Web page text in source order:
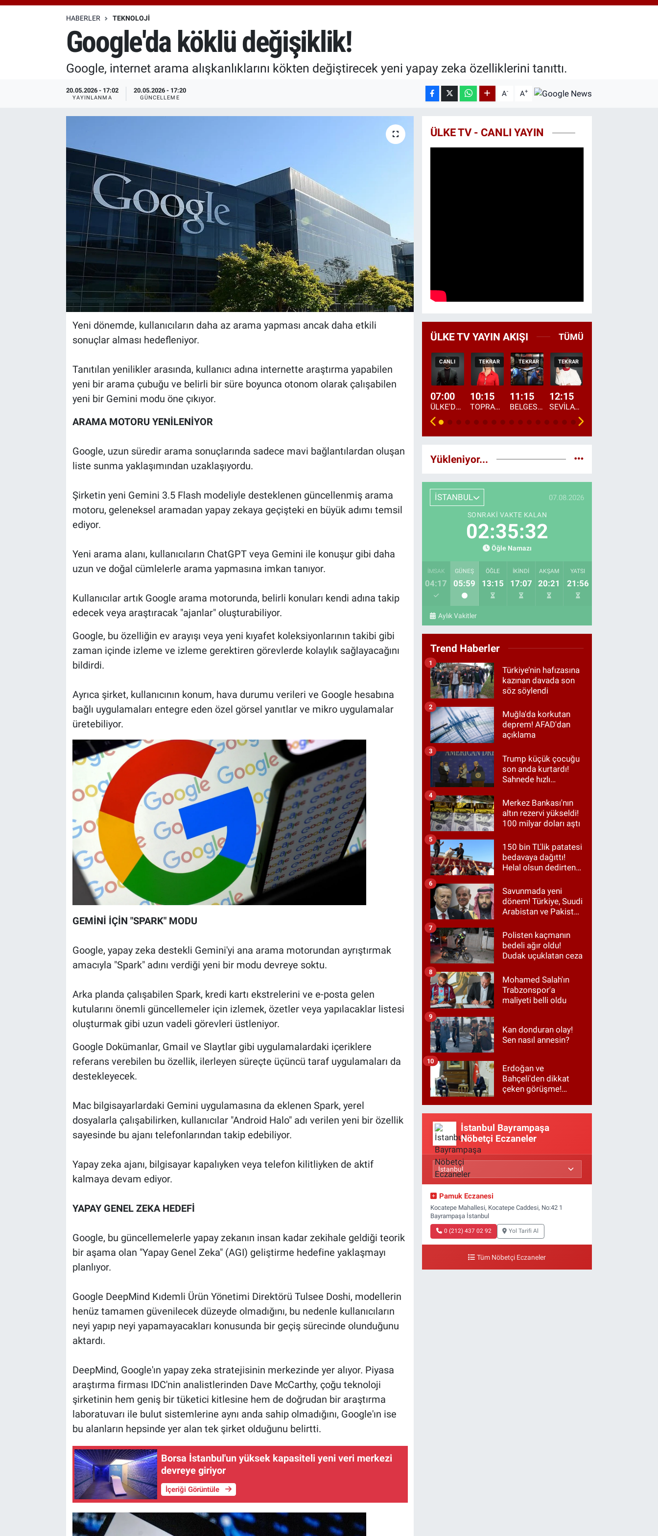
HABERLER TEKNOLOJI
Google'da köklü değişiklik!
Google, internet arama alışkanlıklarını kökten değiştirecek yeni yapay zeka özelliklerini tanıttı.
20.05.2026 - 17:02
YAYINLANMA
20.05.2026 - 17:20
GÜNCELLEME A- A+
Yeni dönemde, kullanıcıların daha az arama yapması ancak daha etkili
sonuçlar alması hedefleniyor.
Tanıtılan yenilikler arasında, kullanıcı adına internette araştırma yapabilen
yeni bir arama çubuğu ve belirli bir süre boyunca otonom olarak çalışabilen
yeni bir Gemini modu öne çıkıyor.
ARAMA MOTORU YENİLENİYOR
Google, uzun süredir arama sonuçlarında sadece mavi bağlantılardan oluşan
liste sunma yaklaşımından uzaklaşıyordu.
Şirketin yeni Gemini 3.5 Flash modeliyle desteklenen güncellenmiş arama
motoru, geleneksel aramadan yapay zekaya geçişteki en büyük adımı temsil
ediyor.
Yeni arama alanı, kullanıcıların ChatGPT veya Gemini ile konuşur gibi daha
uzun ve doğal cümlelerle arama yapmasına imkan tanıyor.
Kullanıcılar artık Google arama motorunda, belirli konuları kendi adına takip
edecek veya araştıracak "ajanlar" oluşturabiliyor.
Google, bu özelliğin ev arayışı veya yeni kıyafet koleksiyonlarının takibi gibi
zaman içinde izleme ve izleme gerektiren görevlerde kolaylık sağlayacağını
bildirdi.
Ayrıca şirket, kullanıcının konum, hava durumu verileri ve Google hesabına
bağlı uygulamaları entegre eden özel görsel yanıtlar ve mikro uygulamalar
üretebiliyor.
GEMİNİ İÇİN "SPARK" MODU
Google, yapay zeka destekli Gemini'yi ana arama motorundan ayrıştırmak
amacıyla "Spark" adını verdiği yeni bir modu devreye soktu.
Arka planda çalışabilen Spark, kredi kartı ekstrelerini ve e-posta gelen
kutularını önemli güncellemeler için izlemek, özetler veya yapılacaklar listesi
oluşturmak gibi uzun vadeli görevleri üstleniyor.
Google Dokümanlar, Gmail ve Slaytlar gibi uygulamalardaki içeriklere
referans verebilen bu özellik, ilerleyen süreçte üçüncü taraf uygulamaları da
destekleyecek.
Mac bilgisayarlardaki Gemini uygulamasına da eklenen Spark, yerel
dosyalarla çalışabilirken, kullanıcılar "Android Halo" adı verilen yeni bir özellik
sayesinde bu ajanı telefonlarından takip edebiliyor.
Yapay zeka ajanı, bilgisayar kapalıyken veya telefon kilitliyken de aktif
kalmaya devam ediyor.
YAPAY GENEL ZEKA HEDEFİ
Google, bu güncellemelerle yapay zekanın insan kadar zekihale geldiği teorik
bir aşama olan "Yapay Genel Zeka" (AGI) geliştirme hedefine yaklaşmayı
planlıyor.
Google DeepMind Kıdemli Ürün Yönetimi Direktörü Tulsee Doshi, modellerin
henüz tamamen güvenilecek düzeyde olmadığını, bu nedenle kullanıcıların
neyi yapıp neyi yapamayacakları konusunda bir geçiş sürecinde olunduğunu
aktardı.
DeepMind, Google'ın yapay zeka stratejisinin merkezinde yer alıyor. Piyasa
araştırma firması IDC'nin analistlerinden Dave McCarthy, çoğu teknoloji
şirketinin hem geniş bir tüketici kitlesine hem de doğrudan bir araştırma
laboratuvarı ile bulut sistemlerine aynı anda sahip olmadığını, Google'ın ise
bu alanların hepsinde yer alan tek şirket olduğunu belirtti.
Borsa İstanbul'un yüksek kapasiteli yeni veri merkezi
devreye giriyor
İçeriği Görüntüle
ÜLKE TV - CANLI YAYIN
ÜLKE TV YAYIN AKIŞI TÜMÜ
CANLI
07:00
ÜLKE'DE BU SABAH
TEKRAR
10:15
TOPRAKTAN SOFRAYA
TEKRAR
11:15
BELGESEL: "ÜLKE'NİN ALIN TERİ"
TEKRAR
12:15
SEVİLAY SUNGUR İLE ELİMİN BEREKETİ
Yükleniyor...
İSTANBUL 07.08.2026
SONRAKI VAKTE KALAN
02:35:31
Öğle Namazı
İMSAK
04:17
GÜNEŞ
05:59
ÖĞLE
13:15
İKINDI
17:07
AKŞAM
20:21
YATSI
21:56
Aylık Vakitler
Trend Haberler
Türkiye’nin hafızasına
kazınan davada son
söz söylendi
1
Muğla'da korkutan
deprem! AFAD'dan
açıklama
2
Trump küçük çocuğu
son anda kurtardı!
Sahnede hızlı
3
Merkez Bankası'nın
altın rezervi yükseldi!
100 milyar doları aştı
4
150 bin TL'lik patatesi
bedavaya dağıttı!
Helal olsun dedirten
5
Savunmada yeni
dönem! Türkiye, Suudi
Arabistan ve Pakistan
6
Polisten kaçmanın
bedeli ağır oldu!
Dudak uçuklatan ceza
7
Mohamed Salah'ın
Trabzonspor'a
maliyeti belli oldu
8
Kan donduran olay!
Sen nasıl annesin?
9
Erdoğan ve
Bahçeli'den dikkat
çeken görüşme!
10
İstanbul Bayrampaşa
Nöbetçi Eczaneler
Pamuk Eczanesi
Kocatepe Mahallesi, Kocatepe Caddesi, No:42 1
Bayrampaşa İstanbul
0 (212) 437 02 92 Yol Tarifi Al
Tüm Nöbetçi Eczaneler
Özel Haberler
Özel Haberler
Erişim Bilgileri
Haber Arşivi